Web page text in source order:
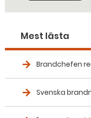
Mest lästa
Brandchefen
Svenska